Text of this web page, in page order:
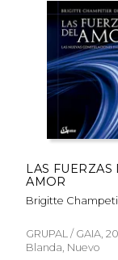
50%
dcto.
LAS FUERZAS
AMOR
Brigitte
GRUPAL / GAIA,
Blanda, Nuevo